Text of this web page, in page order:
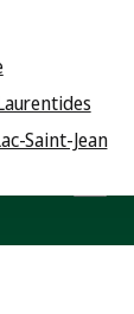
Saint-Jean